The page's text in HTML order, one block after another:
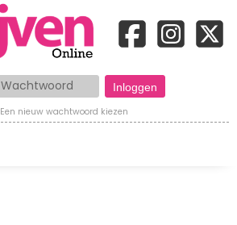
Wachtwoord
Een nieuw wachtwoord kiezen